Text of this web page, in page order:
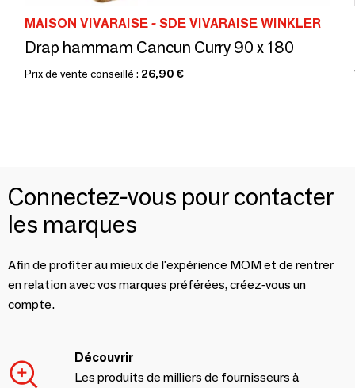
MAISON VIVARAISE - SDE VIVARAISE WINKLER
Drap hammam Cancun Curry 90 x 180
Prix de vente conseillé : 26,90 €
Connectez-vous pour contacter
les marques
Afin de profiter au mieux de l'expérience MOM et de rentrer
en relation avec vos marques préférées, créez-vous un
compte.
Découvrir
Les produits de milliers de fournisseurs à